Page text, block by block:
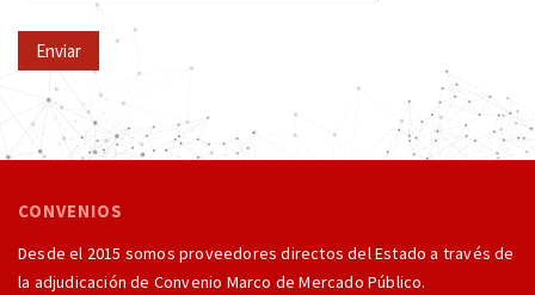
Enviar
CONVENIOS
Desde el 2015 somos proveedores directos del Estado a través de
la adjudicación de Convenio Marco de Mercado Público.